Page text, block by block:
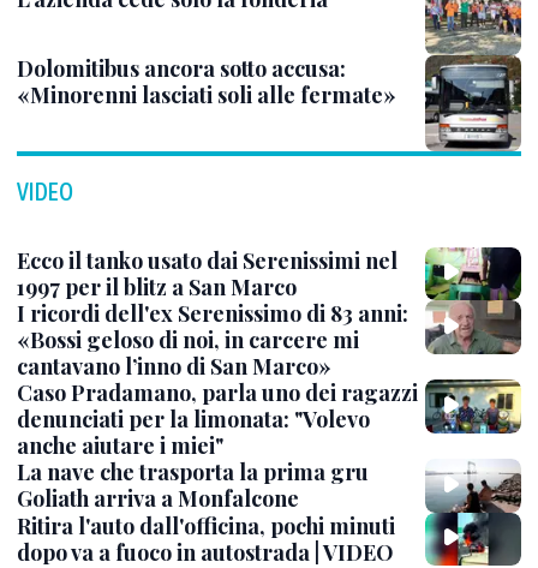
Dolomitibus ancora sotto accusa:
«Minorenni lasciati soli alle fermate»
VIDEO
Ecco il tanko usato dai Serenissimi nel
1997 per il blitz a San Marco
I ricordi dell'ex Serenissimo di 83 anni:
«Bossi geloso di noi, in carcere mi
cantavano l’inno di San Marco»
Caso Pradamano, parla uno dei ragazzi
denunciati per la limonata: "Volevo
anche aiutare i miei"
La nave che trasporta la prima gru
Goliath arriva a Monfalcone
Ritira l'auto dall'officina, pochi minuti
dopo va a fuoco in autostrada | VIDEO